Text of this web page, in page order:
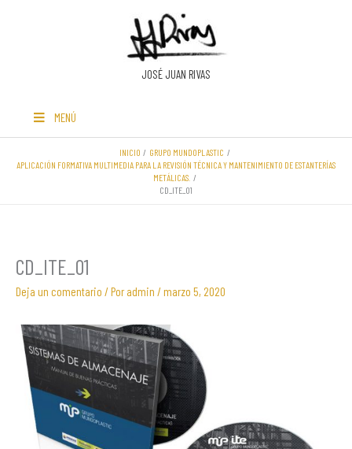
JOSÉ JUAN RIVAS
MENÚ
INICIO
GRUPO MUNDOPLASTIC
APLICACIÓN FORMATIVA MULTIMEDIA PARA LA REVISIÓN TÉCNICA Y MANTENIMIENTO DE ESTANTERÍAS
METÁLICAS.
CD_ITE_01
CD_ITE_01
Deja un comentario / Poradmin /marzo 5, 2020